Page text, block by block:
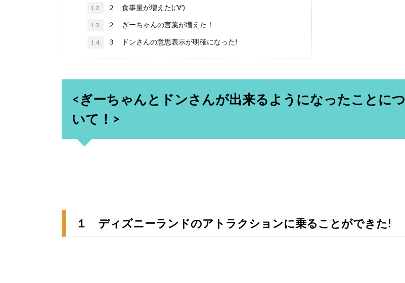
1.2. ２ 食事量が増えた(;’∀’)
1.3. ２ ぎーちゃんの言葉が増えた！
1.4. ３ ドンさんの意思表示が明確になった!
<ぎーちゃんとドンさんが出来るようになったことにつ
いて！>
１ ディズニーランドのアトラクションに乗ることができた!